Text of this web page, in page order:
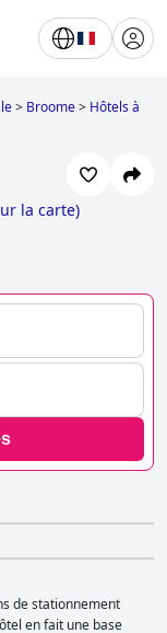
> Broome> Hôtels à
la carte)
de stationnement
en fait une base